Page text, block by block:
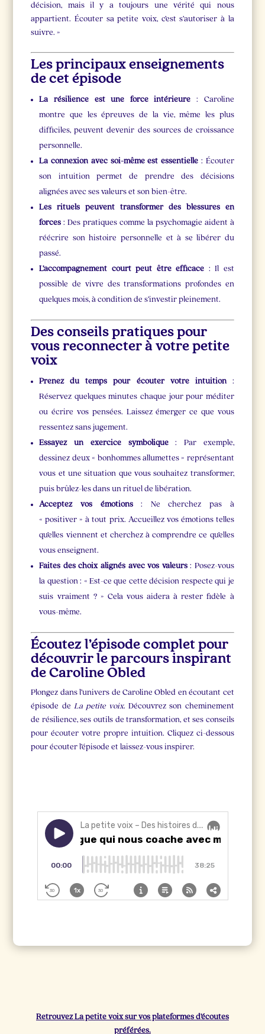
décision, mais il y a toujours une vérité qui nous
appartient. Écouter sa petite voix, c’est s’autoriser à la
suivre. »
Les principaux enseignements
de cet épisode
La résilience est une force intérieure : Caroline
montre que les épreuves de la vie, même les plus
difficiles, peuvent devenir des sources de croissance
personnelle.
La connexion avec soi-même est essentielle : Écouter
son intuition permet de prendre des décisions
alignées avec ses valeurs et son bien-être.
Les rituels peuvent transformer des blessures en
forces : Des pratiques comme la psychomagie aident à
réécrire son histoire personnelle et à se libérer du
passé.
L’accompagnement court peut être efficace : Il est
possible de vivre des transformations profondes en
quelques mois, à condition de s’investir pleinement.
Des conseils pratiques pour
vous reconnecter à votre petite
voix
Prenez du temps pour écouter votre intuition:
Réservez quelques minutes chaque jour pour méditer
ou écrire vos pensées. Laissez émerger ce que vous
ressentez sans jugement.
Essayez un exercice symbolique: Par exemple,
dessinez deux « bonhommes allumettes » représentant
vous et une situation que vous souhaitez transformer,
puis brûlez-les dans un rituel de libération.
Acceptez vos émotions: Ne cherchez pas à
« positiver » à tout prix. Accueillez vos émotions telles
qu’elles viennent et cherchez à comprendre ce qu’elles
vous enseignent.
Faites des choix alignés avec vos valeurs: Posez-vous
la question : « Est-ce que cette décision respecte qui je
suis vraiment ? » Cela vous aidera à rester fidèle à
vous-même.
Écoutez l’épisode complet pour
découvrir le parcours inspirant
de Caroline Obled
Plongez dans l’univers de Caroline Obled en écoutant cet
épisode de La petite voix. Découvrez son cheminement
de résilience, ses outils de transformation, et ses conseils
pour écouter votre propre intuition. Cliquez ci-dessous
pour écouter l’épisode et laissez-vous inspirer.
Retrouvez La petite voix sur vos plateformes d’écoutes
préférées.